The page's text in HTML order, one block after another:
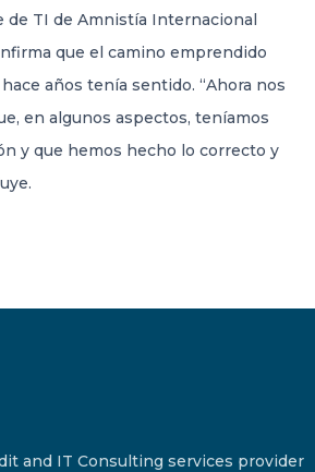
de TI de Amnistía Internacional
que el camino emprendido
años tenía sentido. “Ahora nos
en algunos aspectos, teníamos
y que hemos hecho lo correcto y
and IT Consulting services provider